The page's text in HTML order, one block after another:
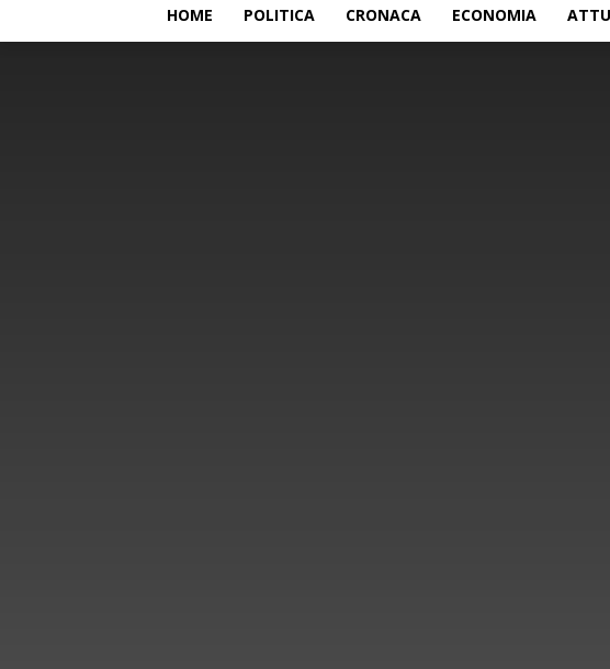
HOME POLITICA CRONACA ECONOMIA